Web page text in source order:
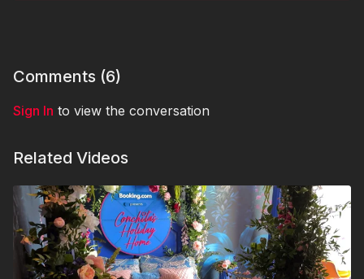
Comments (6)
Sign In to view the conversation
Related Videos